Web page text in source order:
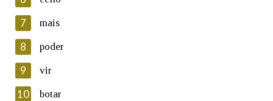
ficheiros informáticos. Así mesmo, os usuarios poderán exercer o
seu dereito de acceso, rectificación, oposición e cancelación dos
seus datos poñéndose en contacto connosco.
Lin e acepto as condicións da política de
Introduce o código que aparece na imaxe:
7 mais
8 poder
9 vir
10 botar